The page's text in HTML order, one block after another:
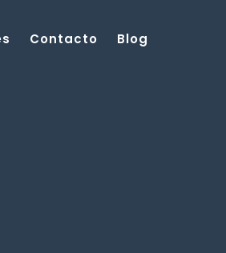
Contacto Blog